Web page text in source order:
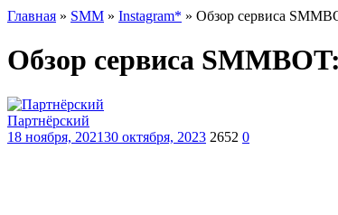
Главная » SMM » Instagram* » Обзор сервиса
Обзор сервиса
Партнёрский
18 ноября, 202130 октября, 2023 2652 0